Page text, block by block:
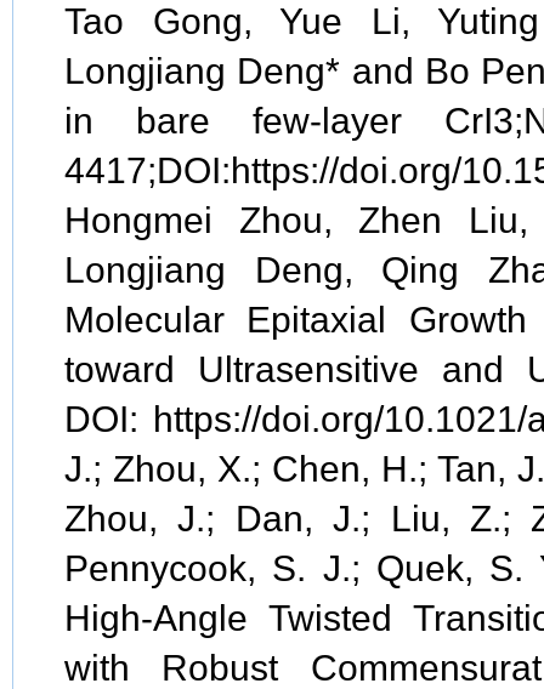
Tao Gong, Yue Li,
Longjiang Deng* and Bo
in bare few-layer
4417;DOI:https://doi.org/
Hongmei Zhou, Zhen
Longjiang Deng, Qing
Molecular Epitaxial
toward Ultrasensitive and
DOI: https://doi.org/
J.; Zhou, X.; Chen, H.; Tan,
Zhou, J.; Dan, J.; Liu, Z.;
Pennycook, S. J.; Quek,
High-Angle Twisted
with Robust